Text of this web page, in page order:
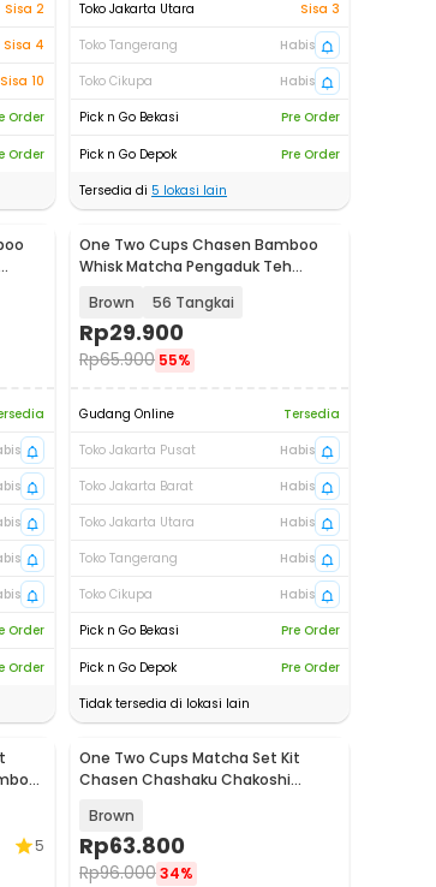
Sisa 2
Sisa 4
Sisa 10
Order
Order
Toko Jakarta Utara
Sisa 3
Toko Tangerang
Habis
Toko Cikupa
Habis
Pick n Go Bekasi
Pre Order
Pick n Go Depok
Pre Order
Tersedia di 5 lokasi lain
Order
Order
One Two Cups Chasen Bamboo
Whisk Matcha Pengaduk Teh
Brown 56 Tangkai
Rp29.900
Rp65.900 55%
Gudang Online
Tersedia
Toko Jakarta Pusat
Habis
Toko Jakarta Barat
Habis
Toko Jakarta Utara
Habis
Toko Tangerang
Habis
Toko Cikupa
Habis
Pick n Go Bekasi
Pre Order
Pick n Go Depok
Pre Order
Tidak tersedia di lokasi lain
5
One Two Cups Matcha Set Kit
Chasen Chashaku Chakoshi
Brown
Rp63.800
Rp96.00034%